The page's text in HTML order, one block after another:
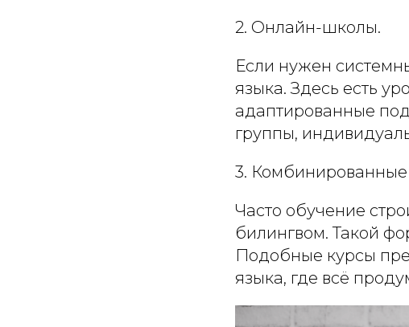
2. Онлайн-школы.
Если нужен
языка. Здесь есть
адаптированные
группы,
3.
Часто обучение
билингвом. Такой
Подобные курсы
языка, где всё